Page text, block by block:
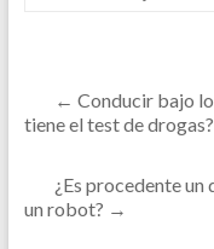
← Conducir bajo
tiene el test de drogas?
¿Es procedente
un robot? →